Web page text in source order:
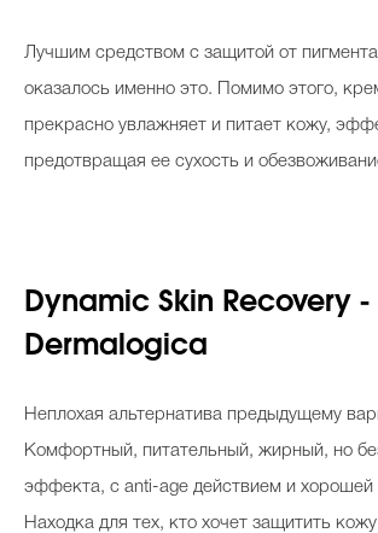
Лучшим средством с защитой от
оказалось именно это. Помимо этого,
прекрасно увлажняет и питает кожу,
предотвращая ее сухость и
Dynamic Skin Recovery -
Dermalogica
Неплохая альтернатива предыдущему
Комфортный, питательный, жирный, но
эффекта, с anti-age действием и хорошей
Находка для тех, кто хочет защитить